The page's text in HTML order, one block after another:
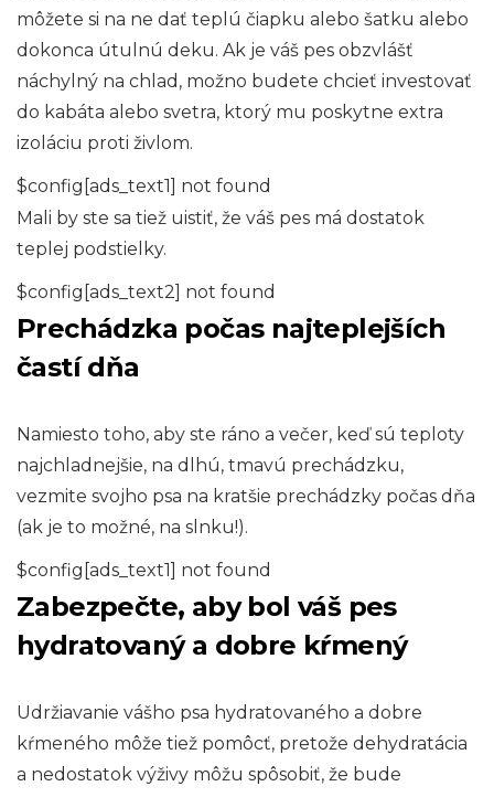
môžete si na ne dať teplú čiapku alebo šatku alebo
dokonca útulnú deku. Ak je váš pes obzvlášť
náchylný na chlad, možno budete chcieť investovať
do kabáta alebo svetra, ktorý mu poskytne extra
izoláciu proti živlom.
$config[ads_text1] not found
Mali by ste sa tiež uistiť, že váš pes má dostatok
teplej podstielky.
$config[ads_text2] not found
Prechádzka počas najteplejších
častí dňa
Namiesto toho, aby ste ráno a večer, keď sú teploty
najchladnejšie, na dlhú, tmavú prechádzku,
vezmite svojho psa na kratšie prechádzky počas dňa
(ak je to možné, na slnku!).
$config[ads_text1] not found
Zabezpečte, aby bol váš pes
hydratovaný a dobre kŕmený
Udržiavanie vášho psa hydratovaného a dobre
kŕmeného môže tiež pomôcť, pretože dehydratácia
a nedostatok výživy môžu spôsobiť, že bude